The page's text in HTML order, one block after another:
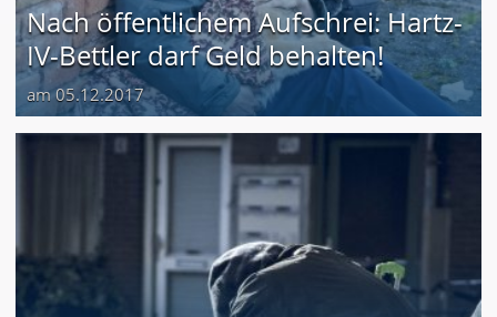
Nach öffentlichem Aufschrei: Hartz-
IV-Bettler darf Geld behalten!
am 05.12.2017